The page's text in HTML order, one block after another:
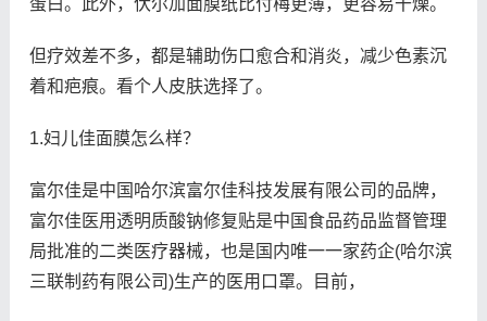
但疗效差不多，都是辅助伤口愈合和消炎，减少色素沉
着和疤痕。看个人皮肤选择了。
1.妇儿佳面膜怎么样？
富尔佳是中国哈尔滨富尔佳科技发展有限公司的品牌，
富尔佳医用透明质酸钠修复贴是中国食品药品监督管理
局批准的二类医疗器械，也是国内唯一一家药企(哈尔滨
三联制药有限公司)生产的医用口罩。目前，